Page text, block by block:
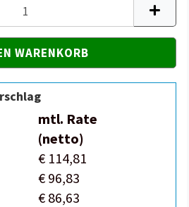
mtl. Rate
(netto)
€ 114,81
€ 96,83
€ 86,63